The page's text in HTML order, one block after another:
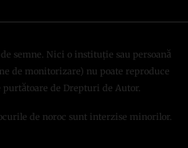
semne. Nici o instituţie sau persoană
de monitorizare) nu poate reproduce
de Drepturi de Autor.
de noroc sunt interzise minorilor.